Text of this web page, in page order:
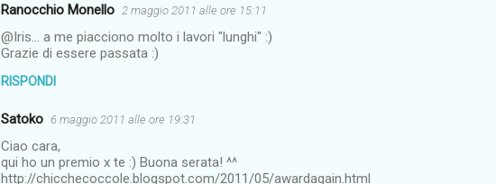
Ranocchio Monello 2 maggio 2011 alle ore 15:11
@Iris... a me piacciono molto i lavori "lunghi" :)
Grazie di essere passata :)
RISPONDI
Satoko 6 maggio 2011 alle ore 19:31
Ciao cara,
qui ho un premio x te :) Buona serata! ^^
http://chicchecoccole.blogspot.com/2011/05/awardagain.html